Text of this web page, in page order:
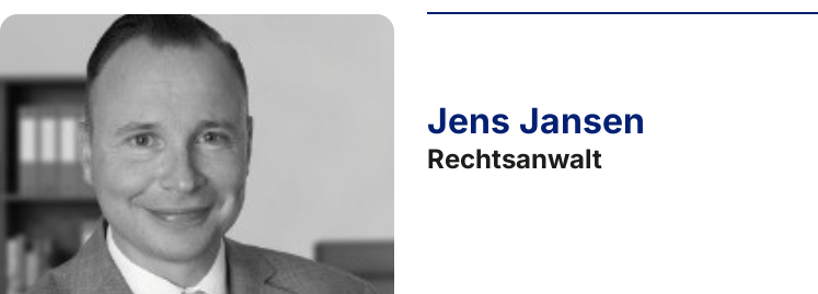
Jens Jansen
Rechtsanwalt